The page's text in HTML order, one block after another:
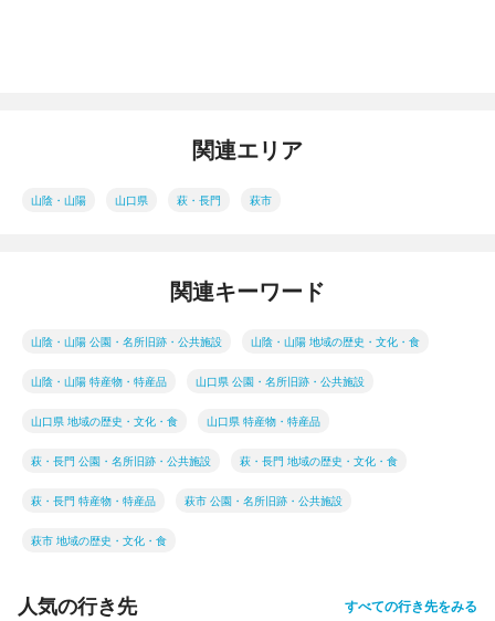
関連エリア
山陰・山陽 山口県 萩・長門 萩市
関連キーワード
山陰・山陽 公園・名所旧跡・公共施設 山陰・山陽 地域の歴史・文化・食
山陰・山陽 特産物・特産品 山口県 公園・名所旧跡・公共施設
山口県 地域の歴史・文化・食 山口県 特産物・特産品
萩・長門 公園・名所旧跡・公共施設 萩・長門 地域の歴史・文化・食
萩・長門 特産物・特産品 萩市 公園・名所旧跡・公共施設
萩市 地域の歴史・文化・食
人気の行き先 すべての行き先をみる